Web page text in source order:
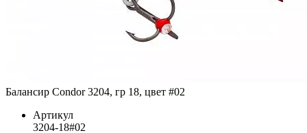
Балансир Condor 3204, гр 18, цвет #02
Артикул
3204-18#02